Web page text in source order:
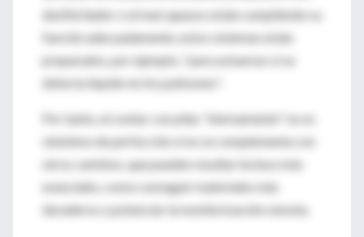
desfibrilador o el marcapasos están cumpliendo su
función adecuadamente, estos sistemas están
preparados, por ejemplo, "para avisarnos si se
detecta líquido en los pulmones".
Por tanto, el contar con pilas ''eternamente'' no es
sinónimo de perfección si no se complementa con
otros cambios, que pueden resultar incluso más
esenciales, como conseguir materiales más
duraderos o potenciar la monitorización remota.